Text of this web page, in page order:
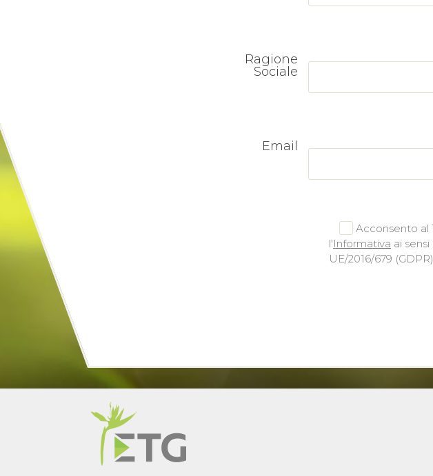
Ragione
Sociale
Email
Acconsento al
l'Informativa ai
UE/2016/679 (GDPR)